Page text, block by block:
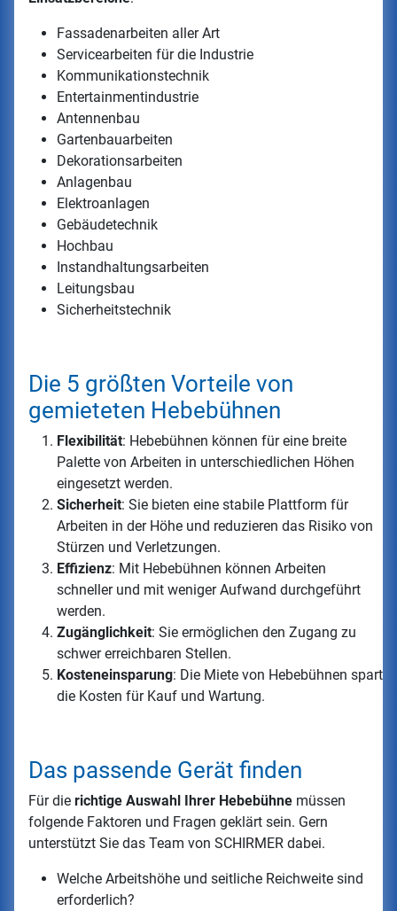
Fassadenarbeiten aller Art
Servicearbeiten für die Industrie
Kommunikationstechnik
Entertainmentindustrie
Antennenbau
Gartenbauarbeiten
Dekorationsarbeiten
Anlagenbau
Elektroanlagen
Gebäudetechnik
Hochbau
Instandhaltungsarbeiten
Leitungsbau
Sicherheitstechnik
Die 5 größten Vorteile von
gemieteten Hebebühnen
Flexibilität: Hebebühnen können für eine breite
Palette von Arbeiten in unterschiedlichen Höhen
eingesetzt werden.
Sicherheit: Sie bieten eine stabile Plattform für
Arbeiten in der Höhe und reduzieren das Risiko von
Stürzen und Verletzungen.
Effizienz: Mit Hebebühnen können Arbeiten
schneller und mit weniger Aufwand durchgeführt
werden.
Zugänglichkeit: Sie ermöglichen den Zugang zu
schwer erreichbaren Stellen.
Kosteneinsparung: Die Miete von Hebebühnen spart
die Kosten für Kauf und Wartung.
Das passende Gerät finden
Für die richtige Auswahl Ihrer Hebebühne müssen
folgende Faktoren und Fragen geklärt sein. Gern
unterstützt Sie das Team von SCHIRMER dabei.
Welche Arbeitshöhe und seitliche Reichweite sind
erforderlich?